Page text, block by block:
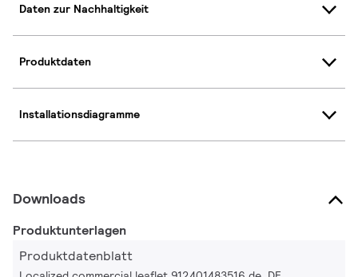
Daten zur Nachhaltigkeit
Produktdaten
Installationsdiagramme
Downloads
Produktunterlagen
Produktdatenblatt